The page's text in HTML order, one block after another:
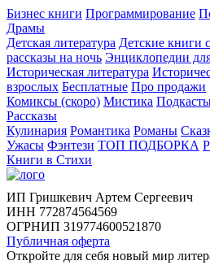
Бизнес книги Программирование
Драмы
Детская литература Детские книги
рассказы на ночь Энциклопедии
Историческая литература
взрослых Бесплатные Про продажи
Комиксы (скоро) Мистика
Рассказы
Кулинария Романтика Романы
Ужасы Фэнтези ТОП ПОДБОРКА
Книги в Стихи
ИП Гришкевич Артем Сергеевич
ИНН 772874564569
ОГРНИП 319774600521870
Публичная оферта
Откройте для себя новый мир